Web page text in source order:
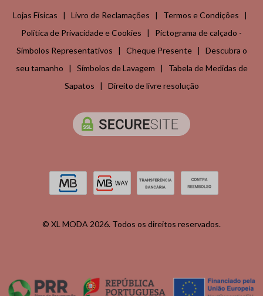
Lojas Físicas | Livro de Reclamações | Termos e Condições |
Política de Privacidade e Cookies | Pictograma de calçado -
Símbolos Representativos | Cheque Presente| Descubra o
seu tamanho | Símbolos de Lavagem | Tabela de Medidas de
Sapatos | Direito de livre resolução
© XL MODA 2026. Todos os direitos reservados.